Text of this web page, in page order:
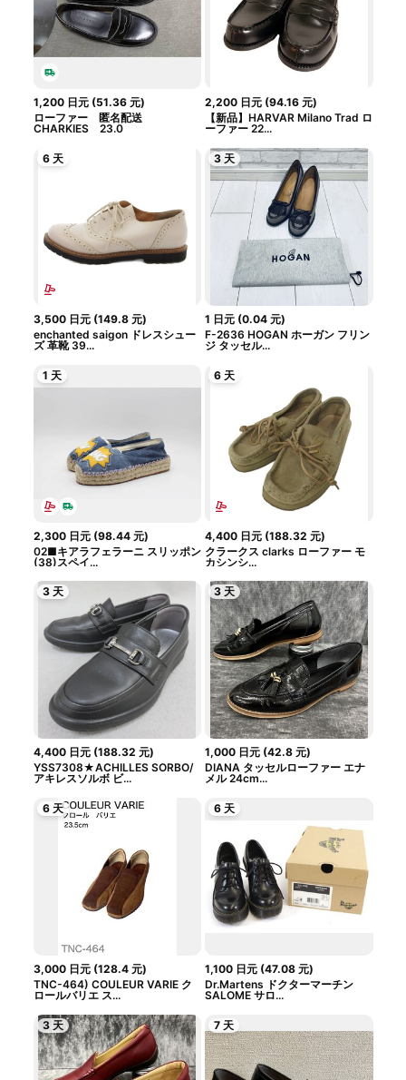
1,200 日元(51.36 元)
ローファー 匿名配送
CHARKIES 23.0
2,200 日元 (94.16 元)
【新品】HARVAR Milano Trad ロ
ーファー 22...
6 天
3,500 日元(149.8 元)
enchanted saigon ドレスシュー
ズ 革靴 39...
3 天
1 日元 (0.04 元)
F-2636 HOGAN ホーガン フリン
ジ タッセル...
1 天
2,300 日元(98.44 元)
02■キアラフェラーニ スリッポン
(38)スペイ...
6 天
4,400 日元 (188.32 元)
クラークス clarks ローファー モ
カシンシ...
3 天
4,400 日元(188.32 元)
YSS7308★ACHILLES SORBO/
アキレスソルボ ビ...
3 天
1,000 日元 (42.8 元)
DIANA タッセルローファー エナ
メル 24cm...
6 天
3,000 日元(128.4 元)
TNC-464) COULEUR VARIE ク
ロールバリエ ス...
6 天
1,100 日元 (47.08 元)
Dr.Martens ドクターマーチン
SALOME サロ...
3 天 7 天